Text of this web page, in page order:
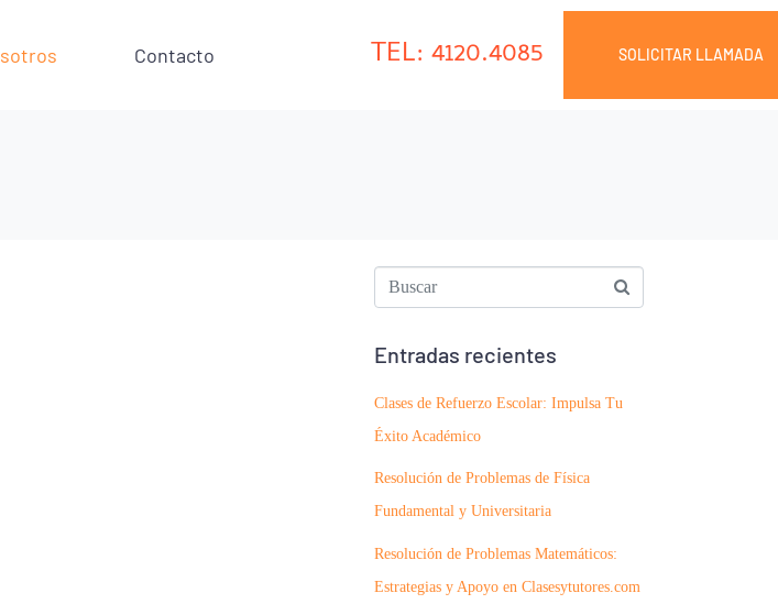
Contacto TEL: 4120.4085 SOLICITAR LLAMADA
Entradas recientes
Clases de Refuerzo Escolar: Impulsa Tu
Éxito Académico
Resolución de Problemas de Física
Fundamental y Universitaria
Resolución de Problemas Matemáticos:
Estrategias y Apoyo en Clasesytutores.com